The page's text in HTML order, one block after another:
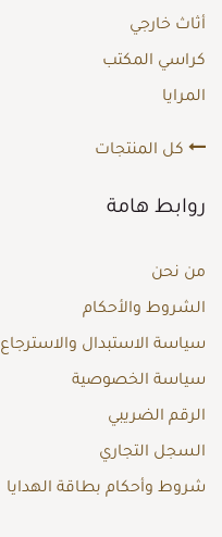
أثاث خارجي
كراسي المكتب
المرايا
كل المنتجات
روابط هامة
من نحن
الشروط والأحكام
سياسة الاستبدال والاسترجاع
سياسة الخصوصية
الرقم الضريبي
السجل التجاري
شروط وأحكام بطاقة الهدايا